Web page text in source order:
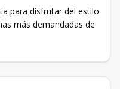
para disfrutar del estilo
más demandadas de